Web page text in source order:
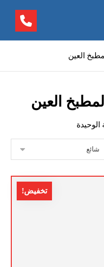
العين
العين
تخفيض!